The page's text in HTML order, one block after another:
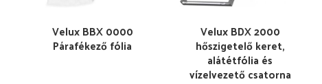
Velux BBX 0000
Párafékező fólia
Velux BDX 2000
hőszigetelő keret,
alátétfólia és
vízelvezető csatorna